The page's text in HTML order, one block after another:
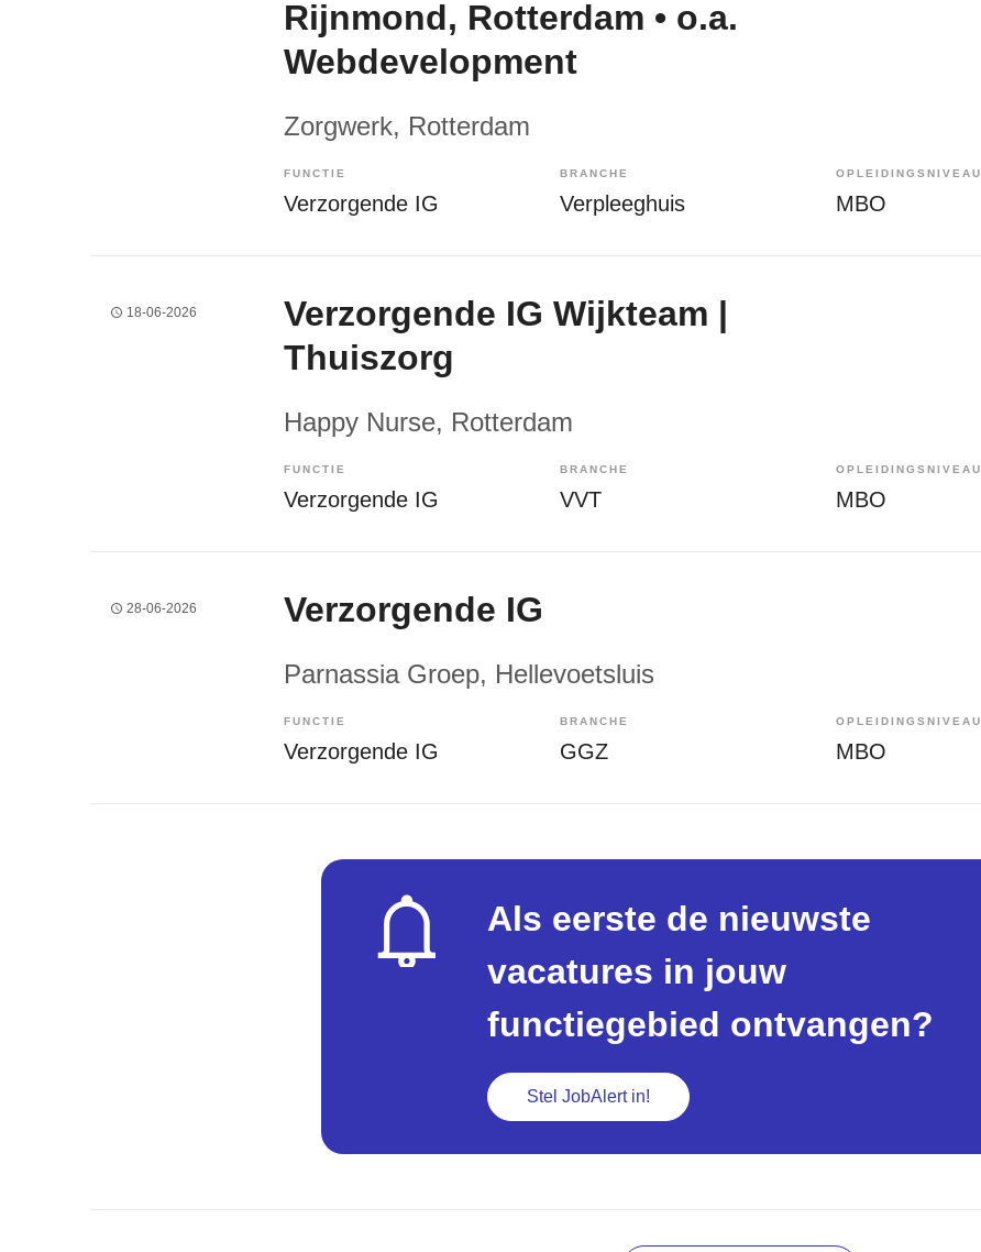
Rijnmond, Rotterdam • o.a.
Webdevelopment
Zorgwerk, Rotterdam
FUNCTIE
Verzorgende IG
BRANCHE
Verpleeghuis
OPLEIDINGSNIVEAU
MBO
18-06-2026
Verzorgende IG Wijkteam |
Thuiszorg
Happy Nurse, Rotterdam
FUNCTIE
Verzorgende IG
BRANCHE
VVT
OPLEIDINGSNIVEAU
MBO
28-06-2026 Verzorgende IG
Parnassia Groep, Hellevoetsluis
FUNCTIE
Verzorgende IG
BRANCHE
GGZ
OPLEIDINGSNIVEAU
MBO
Als eerste de nieuwste
vacatures in jouw
functiegebied ontvangen?
Stel JobAlert in!